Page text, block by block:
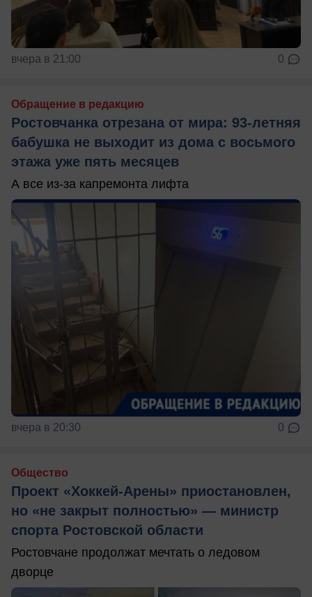
вчера в 21:00 0
Обращение в редакцию
Ростовчанка отрезана от мира: 93-летняя
бабушка не выходит из дома с восьмого
этажа уже пять месяцев
А все из-за капремонта лифта
вчера в 20:30 0
Общество
Проект «Хоккей-Арены» приостановлен,
но «не закрыт полностью» — министр
спорта Ростовской области
Ростовчане продолжат мечтать о ледовом
дворце